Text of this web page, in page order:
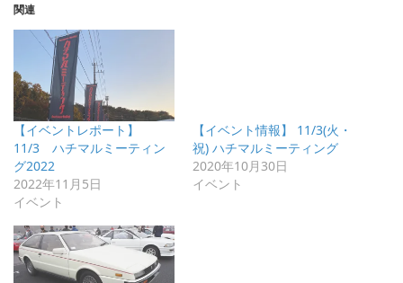
関連
【イベントレポート】
11/3 ハチマルミーティン
グ2022
2022年11月5日
イベント
【イベント情報】 11/3(火・
祝) ハチマルミーティング
2020年10月30日
イベント